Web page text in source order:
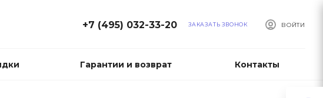
ВОЙТИ
+7 (495) 032-33-20 ЗАКАЗАТЬ ЗВОНОК
Гарантии и возврат Контакты